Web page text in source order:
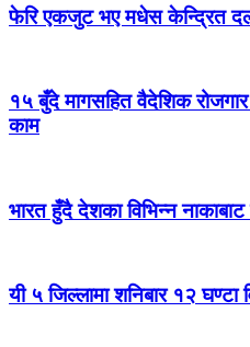
फेरि एकजुट भए मधेस केन्द्रित दल,
१५ बुँदे मागसहित वैदेशिक
काम
भारत हुँदै देशका विभिन्न नाकाबाट
यी ५ जिल्लामा शनिबार १२ घण्टा